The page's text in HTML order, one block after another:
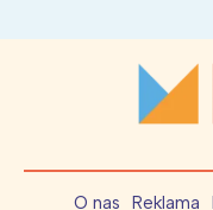
O nas Reklama